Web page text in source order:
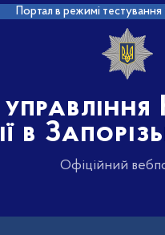
Портал в режимі тестування
в
Офіційний